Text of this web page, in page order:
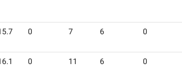
0 7 6 0
0 11 6 0